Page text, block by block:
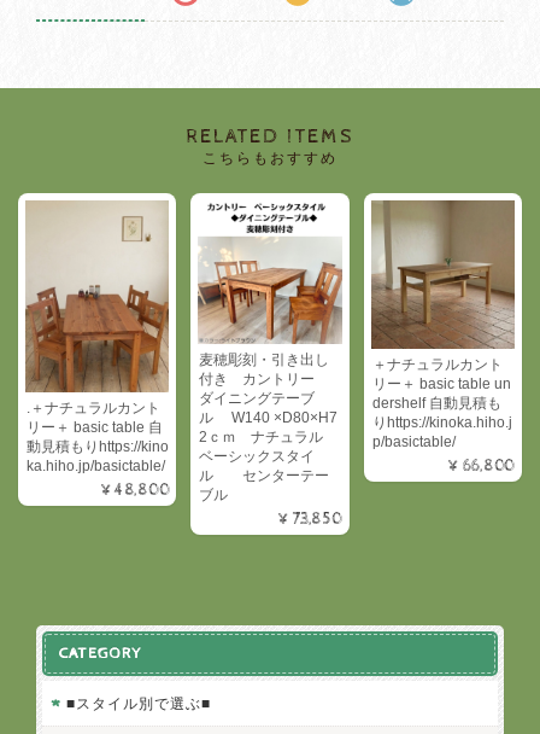
RELATED ITEMS
こちらもおすすめ
.＋ナチュラルカント
リー＋ basic table 自
動見積もりhttps://kino
ka.hiho.jp/basictable/
¥48,800
麦穂彫刻・引き出し
付き カントリー
ダイニングテーブ
ル W140 ×D80×H7
2ｃｍ ナチュラル
ベーシックスタイ
ル センターテー
ブル
¥73,850
＋ナチュラルカント
リー＋ basic table un
dershelf 自動見積も
りhttps://kinoka.hiho.j
p/basictable/
¥66,800
CATEGORY
■スタイル別で選ぶ■